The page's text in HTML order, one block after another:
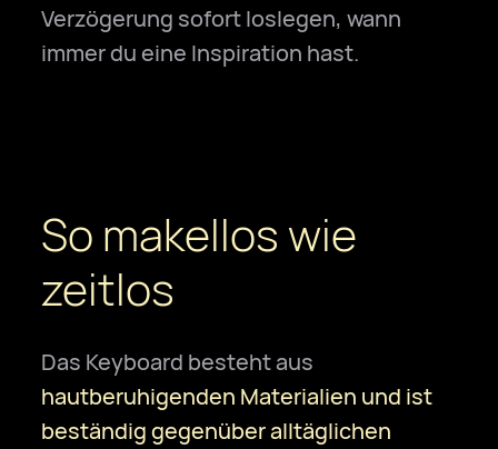
Verzögerung sofort loslegen, wann
immer du eine Inspiration hast.
So makellos wie
zeitlos
Das Keyboard besteht aus
hautberuhigenden Materialien und ist
beständig gegenüber alltäglichen